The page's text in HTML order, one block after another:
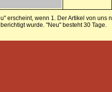
erscheint, wenn 1. Der Artikel von uns
wurde. "Neu" besteht 30 Tage.